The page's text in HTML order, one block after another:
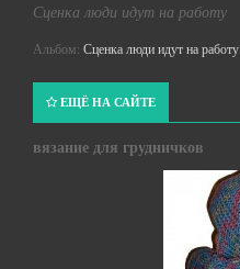
Сценка люди идут на работу
Альбом: Сценка люди идут на работу
ЕЩЁ НА САЙТЕ
вязание для грудничков